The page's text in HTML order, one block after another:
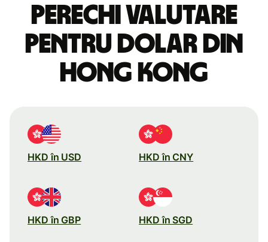
perechi valutare
pentru dolar din
Hong Kong
HKD în USD HKD în CNY
HKD în GBP HKD în SGD